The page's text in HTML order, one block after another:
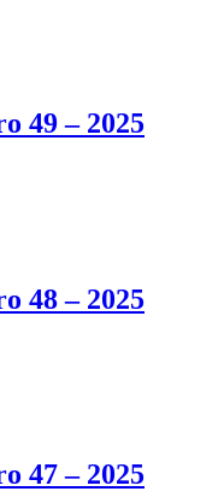
49 – 2025
48 – 2025
47 – 2025